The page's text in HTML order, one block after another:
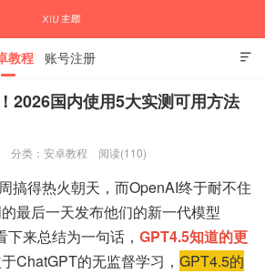
APP下载注册教程

教程 账号注册
2026国内使用5大实测可用方法
分类： 安卓教程 阅读(110)
搞得热火朝天，而OpenAI终于耐不住
最后一天发布他们的新一代模型
下来总结为一句话， GPT4.5知道的更
于ChatGPT的无监督学习， GPT4.5的